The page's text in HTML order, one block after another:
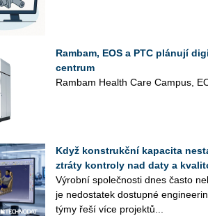
Rambam, EOS a PTC plánují
centrum
Rambam Health Care Campus,
Když konstrukční kapacita
ztráty kontroly nad daty a
Vý­rob­ní spo­leč­nos­ti dnes často
je ne­do­sta­tek do­stup­né
týmy řeší více pro­jek­tů...